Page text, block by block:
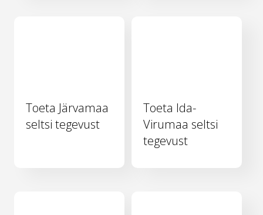
Toeta Järvamaa
seltsi tegevust
Toeta Ida-
Virumaa seltsi
tegevust